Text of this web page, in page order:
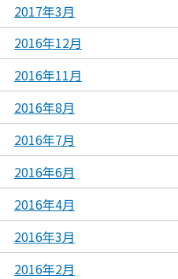
2017年3月
2016年12月
2016年11月
2016年8月
2016年7月
2016年6月
2016年4月
2016年3月
2016年2月